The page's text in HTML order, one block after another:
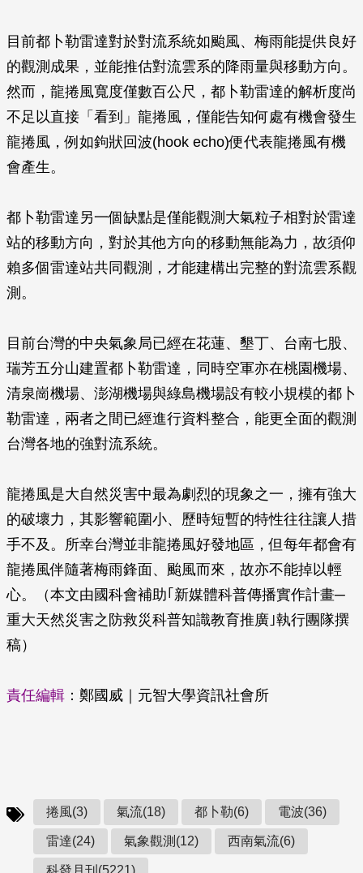
目前都卜勒雷達對於對流系統如颱風、梅雨能提供良好
的觀測成果，並能推估對流雲系的降雨量與移動方向。
然而，龍捲風寬度僅數百公尺，都卜勒雷達的解析度尚
不足以直接「看到」龍捲風，僅能告知何處有機會發生
龍捲風，例如鉤狀回波(hook echo)便代表龍捲風有機
會產生。
都卜勒雷達另一個缺點是僅能觀測大氣粒子相對於雷達
站的移動方向，對於其他方向的移動無能為力，故須仰
賴多個雷達站共同觀測，才能建構出完整的對流雲系觀
測。
目前台灣的中央氣象局已經在花蓮、墾丁、台南七股、
瑞芳五分山建置都卜勒雷達，同時空軍亦在桃園機場、
清泉崗機場、澎湖機場與綠島機場設有較小規模的都卜
勒雷達，兩者之間已經進行資料整合，能更全面的觀測
台灣各地的強對流系統。
龍捲風是大自然災害中最為劇烈的現象之一，擁有強大
的破壞力，其影響範圍小、歷時短暫的特性往往讓人措
手不及。所幸台灣並非龍捲風好發地區，但每年都會有
龍捲風伴隨著梅雨鋒面、颱風而來，故亦不能掉以輕
心。（本文由國科會補助｢新媒體科普傳播實作計畫─
重大天然災害之防救災科普知識教育推廣｣執行團隊撰
稿）
責任編輯 ：鄭國威｜元智大學資訊社會所
捲風(3) 氣流(18) 都卜勒(6) 電波(36)
雷達(24) 氣象觀測(12) 西南氣流(6)
科發月刊(5221)